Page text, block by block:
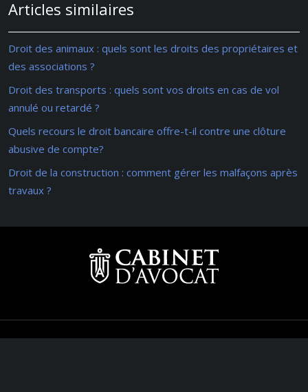
Articles similaires
Droit des animaux : quels sont les droits des propriétaires et
des associations ?
Droit des transports : quels sont vos droits en cas de vol
annulé ou retardé ?
Quels recours le droit bancaire offre-t-il contre une clôture
abusive de compte?
Droit de la construction : comment gérer les malfaçons après
travaux ?